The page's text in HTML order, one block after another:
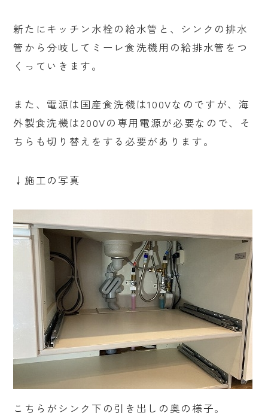
新たにキッチン水栓の給水管と、シンクの排水
管から分岐してミーレ食洗機用の給排水管をつ
くっていきます。
また、電源は国産食洗機は100Vなのですが、海
外製食洗機は200Vの専用電源が必要なので、そ
ちらも切り替えをする必要があります。
↓施工の写真
こちらがシンク下の引き出しの奥の様子。